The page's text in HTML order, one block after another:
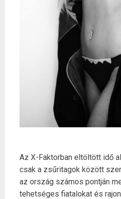
Az X-Faktorban eltöltött idő
csak a zsűritagok között
az ország számos pontján
tehetséges fiatalokat és